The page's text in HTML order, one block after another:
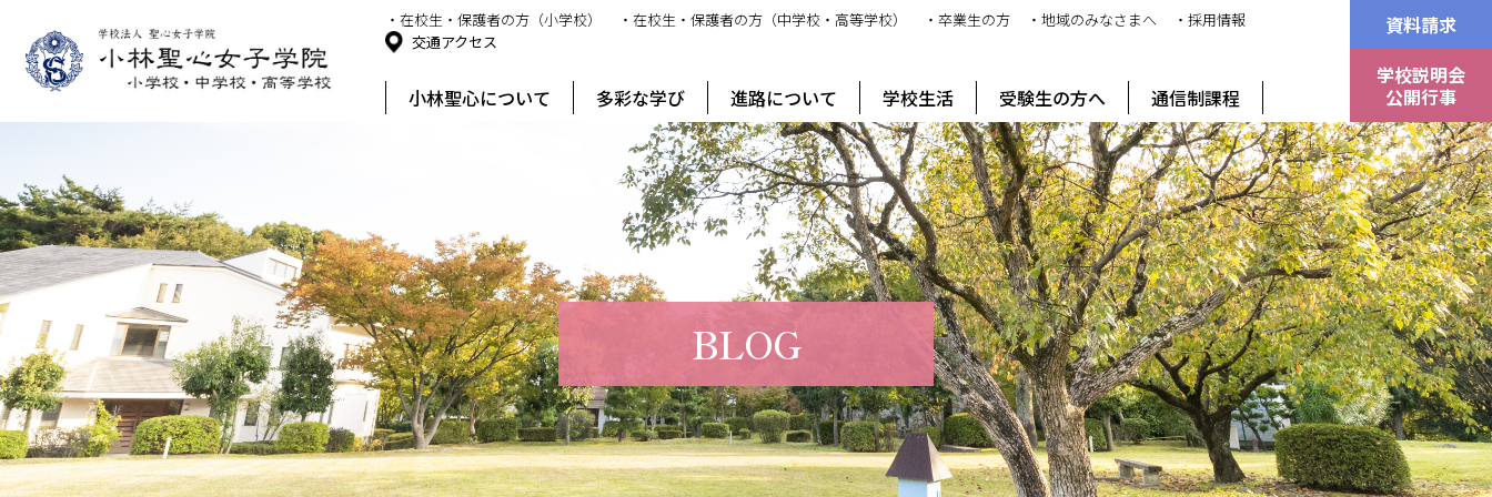
・在校生・保護者の方（小学校） ・在校生・保護者の方（中学校・高等学校） ・卒業生の方 ・地域のみなさまへ
・採用情報
交通アクセス
小林聖心について 多彩な学び 進路について 学校生活 受験生の方へ 通信制課程
資料請求
学校説明会
公開行事
BLOG